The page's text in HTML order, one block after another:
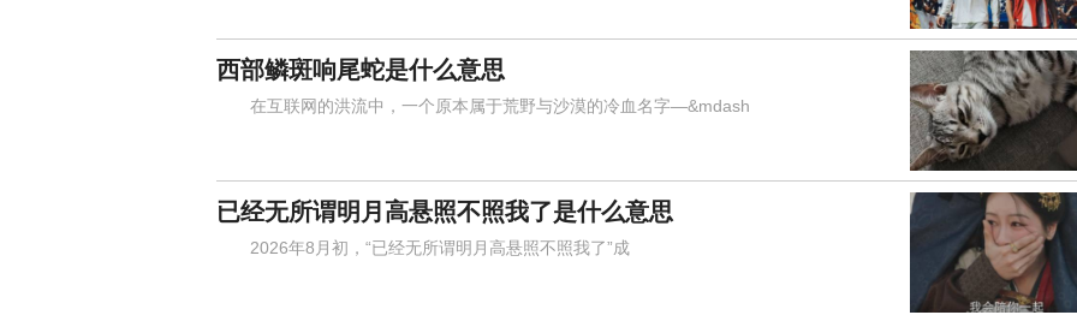
西部鳞斑响尾蛇是什么意思
在互联网的洪流中，一个原本属于荒野与沙漠的冷血名字—&mdash
已经无所谓明月高悬照不照我了是什么意思
2026年8月初，“已经无所谓明月高悬照不照我了”成